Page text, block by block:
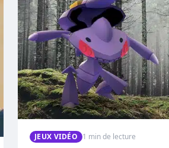
JEUX VIDÉO 1 min de lecture